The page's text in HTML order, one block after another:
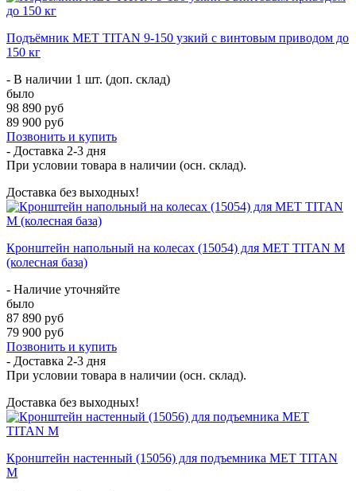
Подъёмник MET TITAN 9-150 узкий с винтовым приводом до
150 кг
- В наличии 1 шт. (доп. склад)
было
98 890 руб
89 900 руб
Позвонить и купить
- Доставка 2-3 дня
При условии товара в наличии (осн. склад).
Доставка без выходных!
Кронштейн напольный на колесах (15054) для MET TITAN M
(колесная база)
- Наличие уточняйте
было
87 890 руб
79 900 руб
Позвонить и купить
- Доставка 2-3 дня
При условии товара в наличии (осн. склад).
Доставка без выходных!
Кронштейн настенный (15056) для подъемника MET TITAN
M